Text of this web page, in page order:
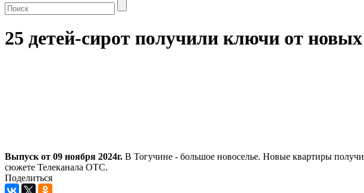
25 детей-сирот получили ключи от
Выпуск от 09 ноября 2024г. В Тогучине - большое новоселье. Новые квартиры
сюжете Телеканала ОТС.
Поделиться